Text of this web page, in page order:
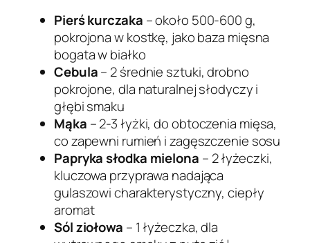
Pierś kurczaka – około 500-600 g,
pokrojona w kostkę, jako baza mięsna
bogata w białko
Cebula– 2 średnie sztuki, drobno
pokrojone, dla naturalnej słodyczy i
głębi smaku
Mąka – 2-3 łyżki, do obtoczenia mięsa,
co zapewni rumień i zagęszczenie sosu
Papryka słodka mielona – 2 łyżeczki,
kluczowa przyprawa nadająca
gulaszowi charakterystyczny, ciepły
aromat
Sól ziołowa – 1 łyżeczka, dla